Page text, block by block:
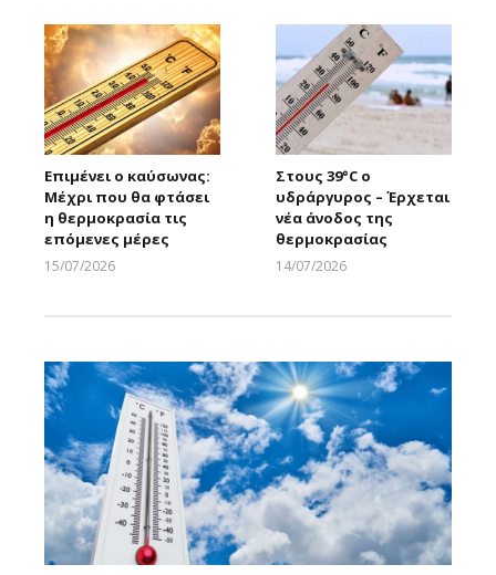
Επιμένει ο καύσωνας:
Μέχρι που θα φτάσει
η θερμοκρασία τις
επόμενες μέρες
15/07/2026
Στους 39°C ο
υδράργυρος – Έρχεται
νέα άνοδος της
θερμοκρασίας
14/07/2026